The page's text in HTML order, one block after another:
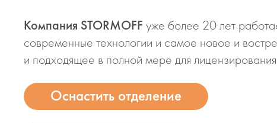
Компания STORMOFF уже более 20 лет
современные технологии и самое новое и
и подходящее в полной мере для
Оснастить отделение